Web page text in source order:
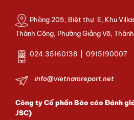
Phòng 205, Biệt thự E, Khu
Thành Công, Phường Giảng Võ,
024.35160138 | 0915190007
info@vietnamreport.net
Công ty Cổ phần Báo cáo Đánh
JSC)